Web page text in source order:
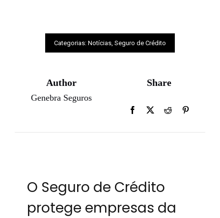
Categorias: Notícias, Seguro de Crédito
Author
Genebra Seguros
Share
O Seguro de Crédito
protege empresas da